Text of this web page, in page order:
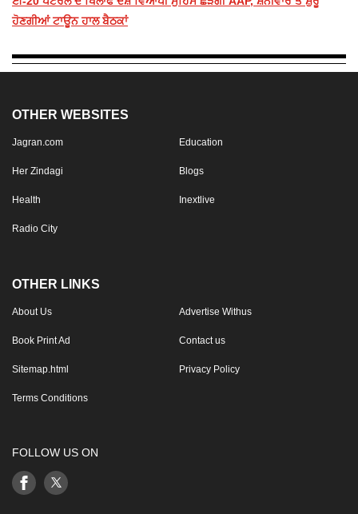
ਹੋਣਗੀਆਂ ਟਾਊਨ ਹਾਲ ਬੈਠਕਾਂ
OTHER WEBSITES
Jagran.com Education
Her Zindagi Blogs
Health Inextlive
Radio City
OTHER LINKS
About Us Advertise Withus
Book Print Ad Contact us
Sitemap.html Privacy Policy
Terms Conditions
FOLLOW US ON